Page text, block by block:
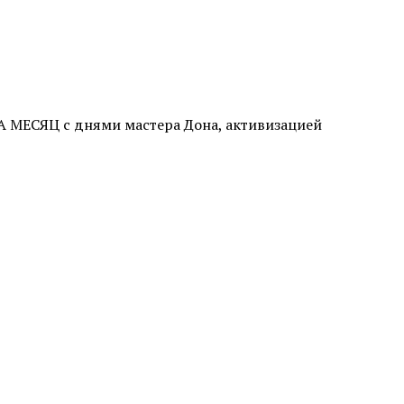
с днями мастера Дона, активизацией